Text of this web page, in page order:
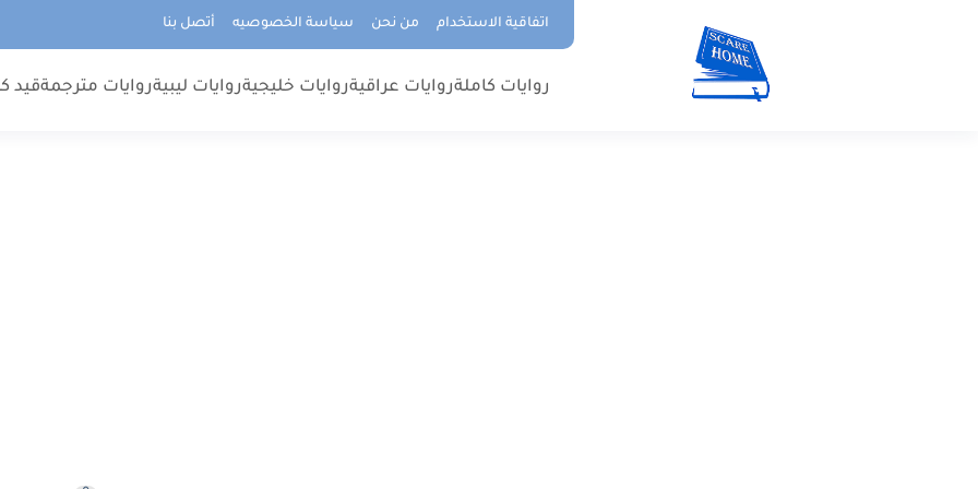
اتفاقية الاستخدام من نحن سياسة الخصوصيه أتصل بنا
روايات كاملةروايات عراقيةروايات خليجيةروايات ليبيةروايات مترجمةقيد